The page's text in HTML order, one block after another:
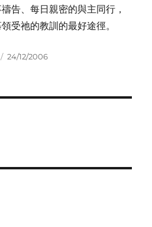
告、每日親密的與主同行，
受祂的教訓的最好途徑。
Posted
24/12/2006